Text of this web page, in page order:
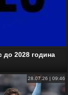
2028 година
28.07.26 | 09:46